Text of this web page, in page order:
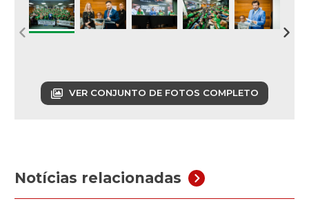
VER CONJUNTO DE FOTOS COMPLETO
Notícias relacionadas